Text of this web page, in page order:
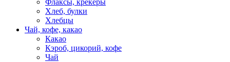
Флаксы, крекеры
Хлеб, булки
Хлебцы
Чай, кофе, какао
Какао
Кэроб, цикорий, кофе
Чай